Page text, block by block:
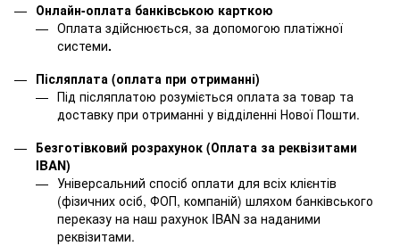
Онлайн-оплата банківською карткою
Оплата здійснюється, за допомогою платіжної
системи.
Післяплата (оплата при отриманні)
Під післяплатою розуміється оплата за товар та
доставку при отриманні у відділенні Нової Пошти.
Безготівковий розрахунок (Оплата за реквізитами
IBAN)
Універсальний спосіб оплати для всіх клієнтів
(фізичних осіб, ФОП, компаній) шляхом банківського
переказу на наш рахунок IBAN за наданими
реквізитами.